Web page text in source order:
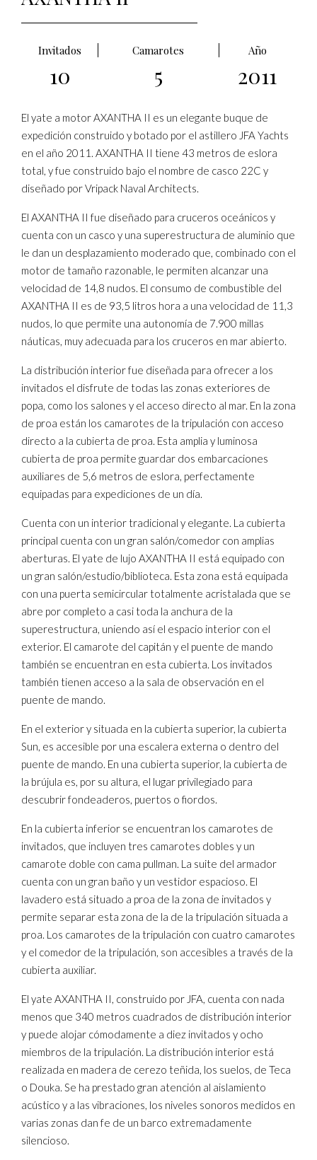
Invitados Camarotes Año
10 5 2011
El yate a motor AXANTHA II es un elegante buque de
expedición construido y botado por el astillero JFA Yachts
en el año 2011. AXANTHA II tiene 43 metros de eslora
total, y fue construido bajo el nombre de casco 22C y
diseñado por Vripack Naval Architects.
El AXANTHA II fue diseñado para cruceros oceánicos y
cuenta con un casco y una superestructura de aluminio que
le dan un desplazamiento moderado que, combinado con el
motor de tamaño razonable, le permiten alcanzar una
velocidad de 14,8 nudos. El consumo de combustible del
AXANTHA II es de 93,5 litros hora a una velocidad de 11,3
nudos, lo que permite una autonomía de 7.900 millas
náuticas, muy adecuada para los cruceros en mar abierto.
La distribución interior fue diseñada para ofrecer a los
invitados el disfrute de todas las zonas exteriores de
popa, como los salones y el acceso directo al mar. En la zona
de proa están los camarotes de la tripulación con acceso
directo a la cubierta de proa. Esta amplia y luminosa
cubierta de proa permite guardar dos embarcaciones
auxiliares de 5,6 metros de eslora, perfectamente
equipadas para expediciones de un día.
Cuenta con un interior tradicional y elegante. La cubierta
principal cuenta con un gran salón/comedor con amplias
aberturas. El yate de lujo AXANTHA II está equipado con
un gran salón/estudio/biblioteca. Esta zona está equipada
con una puerta semicircular totalmente acristalada que se
abre por completo a casi toda la anchura de la
superestructura, uniendo así el espacio interior con el
exterior. El camarote del capitán y el puente de mando
también se encuentran en esta cubierta. Los invitados
también tienen acceso a la sala de observación en el
puente de mando.
En el exterior y situada en la cubierta superior, la cubierta
Sun, es accesible por una escalera externa o dentro del
puente de mando. En una cubierta superior, la cubierta de
la brújula es, por su altura, el lugar privilegiado para
descubrir fondeaderos, puertos o fiordos.
En la cubierta inferior se encuentran los camarotes de
invitados, que incluyen tres camarotes dobles y un
camarote doble con cama pullman. La suite del armador
cuenta con un gran baño y un vestidor espacioso. El
lavadero está situado a proa de la zona de invitados y
permite separar esta zona de la de la tripulación situada a
proa. Los camarotes de la tripulación con cuatro camarotes
y el comedor de la tripulación, son accesibles a través de la
cubierta auxiliar.
El yate AXANTHA II, construido por JFA, cuenta con nada
menos que 340 metros cuadrados de distribución interior
y puede alojar cómodamente a diez invitados y ocho
miembros de la tripulación. La distribución interior está
realizada en madera de cerezo teñida, los suelos, de Teca
o Douka. Se ha prestado gran atención al aislamiento
acústico y a las vibraciones, los niveles sonoros medidos en
varias zonas dan fe de un barco extremadamente
silencioso.